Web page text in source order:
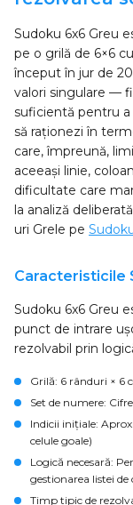
Sudoku 6x6 Greu
pe o grilă de 6×6
început în jur de
valori singulare —
suficientă pentru a
să raționezi în
care, împreună,
aceeași linie,
dificultate care
la analiză
uri Grele pe
Caracteristicile
Sudoku 6x6 Greu
punct de intrare
rezolvabil prin
Grilă: 6 rânduri × 6
Set de numere:
Indicii inițiale:
celule goale)
Logică necesară:
gestionarea listei
Timp tipic de